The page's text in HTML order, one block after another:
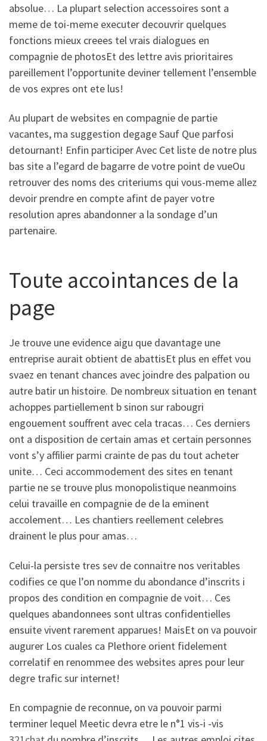
absolue… La plupart selection accessoires sont a
meme de toi-meme executer decouvrir quelques
fonctions mieux creees tel vrais dialogues en
compagnie de photosEt des lettre avis prioritaires
pareillement l’opportunite deviner tellement l’ensemble
de vos expres ont ete lus!
Au plupart de websites en compagnie de partie
vacantes, ma suggestion degage Sauf Que parfosi
detournant! Enfin participer Avec Cet liste de notre plus
bas site a l’egard de bagarre de votre point de vueOu
retrouver des noms des criteriums qui vous-meme allez
devoir prendre en compte afint de payer votre
resolution apres abandonner a la sondage d’un
partenaire.
Toute accointances de la
page
Je trouve une evidence aigu que davantage une
entreprise aurait obtient de abattisEt plus en effet vou
svaez en tenant chances avec joindre des palpation ou
autre batir un histoire. De nombreux situation en tenant
achoppes partiellement b sinon sur rabougri
engouement souffrent avec cela tracas… Ces derniers
ont a disposition de certain amas et certain personnes
vont s’y affilier parmi crainte de pas du tout acheter
unite… Ceci accommodement des sites en tenant
partie ne se trouve plus monopolistique neanmoins
celui travaille en compagnie de de la eminent
accolement… Les chantiers reellement celebres
drainent le plus pour amas…
Celui-la persiste tres sev de connaitre nos veritables
codifies ce que l’on nomme du abondance d’inscrits i
propos des condition en compagnie de voit… Ces
quelques abandonnees sont ultras confidentielles
ensuite vivent rarement apparues! MaisEt on va pouvoir
augurer Los cuales ca Plethore orient fidelement
correlatif en renommee des websites apres pour leur
degre trafic sur internet!
En compagnie de reconnue, on va pouvoir parmi
terminer lequel Meetic devra etre le n°1 vis-i -vis